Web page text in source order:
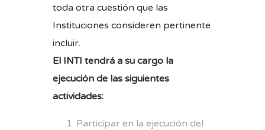
toda otra cuestión que las
Instituciones consideren pertinente
incluir.
El INTI tendrá a su cargo la
ejecución de las siguientes
actividades:
Participar en la ejecución del